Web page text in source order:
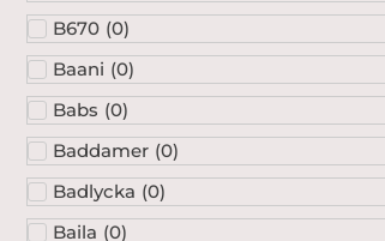
B670 (0)
Baani (0)
Babs (0)
Baddamer (0)
Badlycka (0)
Baila (0)